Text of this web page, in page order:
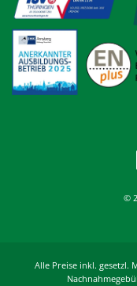
©
Alle Preise inkl. gesetzl.